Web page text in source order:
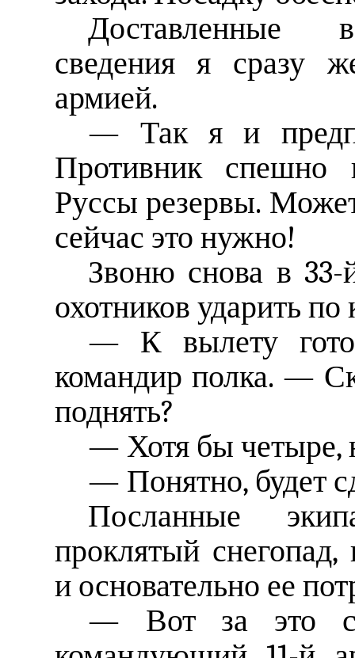
Доставленные
сведения я сразу
армией.
— Так я и
Противник спешно
Руссы резервы.
сейчас это нужно!
Звоню снова в
охотников ударить
— К вылету
командир полка. —
поднять?
— Хотя бы четыре,
— Понятно, будет
Посланные
проклятый
и основательно ее
— Вот за это